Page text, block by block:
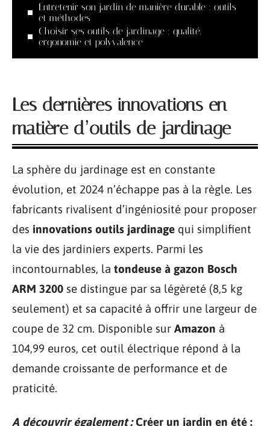
Entretenir son jardin de manière durable : outils
et méthodes
Choisir ses outils de jardinage : qualité,
ergonomie et polyvalence
Les dernières innovations en
matière d’outils de jardinage
La sphère du jardinage est en constante
évolution, et 2024 n’échappe pas à la règle. Les
fabricants rivalisent d’ingéniosité pour proposer
des innovations outils jardinage qui simplifient
la vie des jardiniers experts. Parmi les
incontournables, la tondeuse à gazon Bosch
ARM 3200 se distingue par sa légèreté (8,5 kg
seulement) et sa capacité à offrir une largeur de
coupe de 32 cm. Disponible sur Amazon à
104,99 euros, cet outil électrique répond à la
demande croissante de performance et de
praticité.
A découvrir également : Créer un jardin en été :